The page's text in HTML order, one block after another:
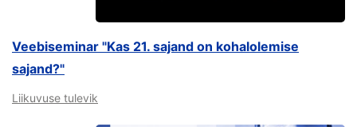
Veebiseminar "Kas 21. sajand on kohalolemise
sajand?"
Liikuvuse tulevik